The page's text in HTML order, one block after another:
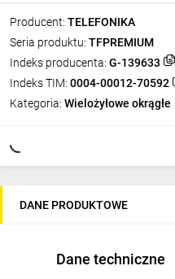
Producent: TELEFONIKA
Seria produktu: TFPREMIUM
Indeks producenta: G-139633
Indeks TIM: 0004-00012-70592
Kategoria: Wielożyłowe okrągłe
DANE PRODUKTOWE
Dane techniczne